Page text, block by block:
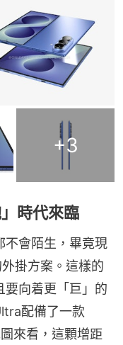
+3
時代來臨
不會陌生，畢竟現
掛方案。這樣的
要向着更「巨」的
配備了一款
來看，這顆增距